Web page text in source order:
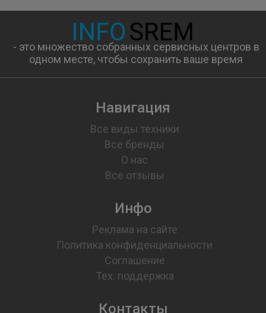
- это множество собранных сервисных центров в
одном месте, чтобы сохранить ваше время
Навигация
Все виды техники
Все бренды
О нас
Все отзывы
Инфо
Реклама на сайте
Политика конфиденциальности
Соглашение
Тех. поддержка
Контакты